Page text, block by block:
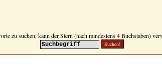
zu suchen, kann der Stern (nach mindestens 4 Buchstaben)